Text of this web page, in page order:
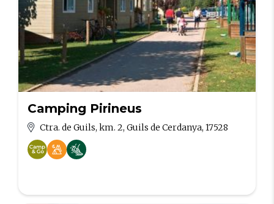
Camping Pirineus
Ctra. de Guils, km. 2, Guils de Cerdanya, 17528